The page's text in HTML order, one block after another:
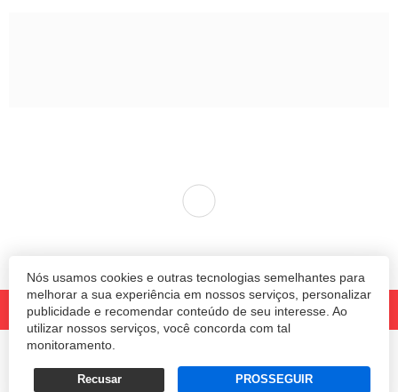
Nós usamos cookies e outras tecnologias semelhantes para
melhorar a sua experiência em nossos serviços, personalizar
publicidade e recomendar conteúdo de seu interesse. Ao
utilizar nossos serviços, você concorda com tal
monitoramento.
Recusar PROSSEGUIR
Termos e Políticas de Uso Privacidade